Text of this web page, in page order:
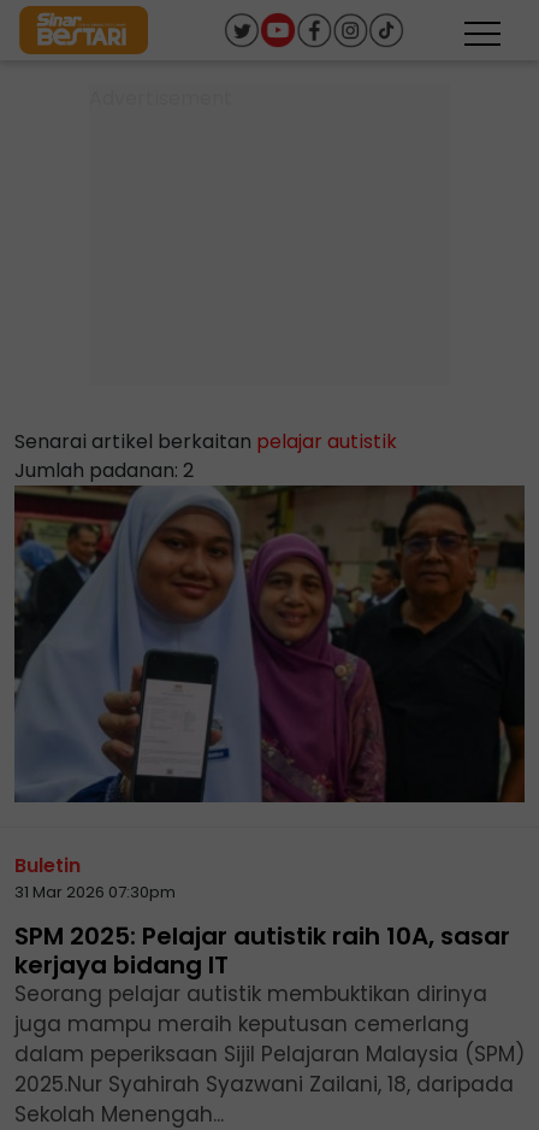
Senarai artikel berkaitan pelajar autistik
Jumlah padanan: 2
Buletin
31 Mar 2026 07:30pm
SPM 2025: Pelajar autistik raih 10A, sasar
kerjaya bidang IT
Seorang pelajar autistik membuktikan dirinya
juga mampu meraih keputusan cemerlang
dalam peperiksaan Sijil Pelajaran Malaysia (SPM)
2025.Nur Syahirah Syazwani Zailani, 18, daripada
Sekolah Menengah...